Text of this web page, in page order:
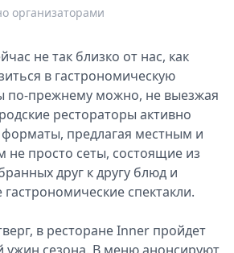
организаторами
не так близко от нас, как
в гастрономическую
по-прежнему можно, не выезжая
рестораторы активно
предлагая местным и
не просто сеты, состоящие из
друг к другу блюд и
спектакли.
в ресторане Inner пройдет